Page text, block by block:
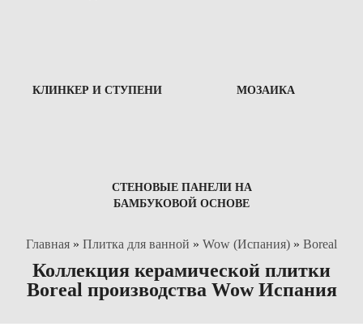
КЛИНКЕР И СТУПЕНИ МОЗАИКА
СТЕНОВЫЕ ПАНЕЛИ НА
БАМБУКОВОЙ ОСНОВЕ
Главная » Плитка для ванной » Wow (Испания) » Boreal
Коллекция керамической плитки
Boreal производства Wow Испания